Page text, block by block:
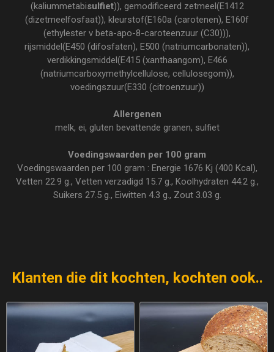
(kaliummetabisulfiet)), gemodificeerd zetmeel(E1412
(dizetmeelfosfaat)), kleurstof(E160a (carotenen), E160f
(ethylester v beta-apo-8-caroteenzuur (C30))),
rijsmiddel(E450 (difosfaten), E500 (natriumcarbonaten)),
verdikkingsmiddel(E415 (xanthaangom), E466
(natriumcarboxymethylcellulose, cellulosegom)),
voedingszuur(E330 (citroenzuur))
Allergenen
melk, ei, gluten bevattende granen, sulfiet
Voedingswaarden per 100 gram
Voedingswaarden per 100 gram : Energie 1676 Kj (400 Kcal),
Vetten 22.9 g., Vetten verzadigd 15.7 g., Koolhydraten 44.2 g.,
Suikers 27.5 g., Eiwitten 4.3 g., Zout 3.03 g.
Klanten die dit kochten, kochten ook..